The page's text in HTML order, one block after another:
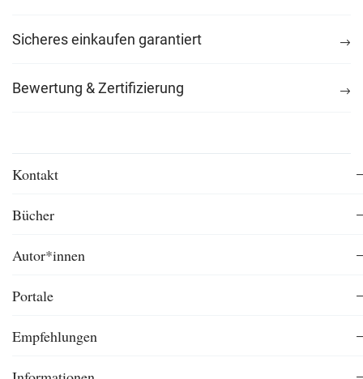
Sicheres einkaufen garantiert
Bewertung & Zertifizierung
Kontakt
Bücher
Autor*innen
Portale
Empfehlungen